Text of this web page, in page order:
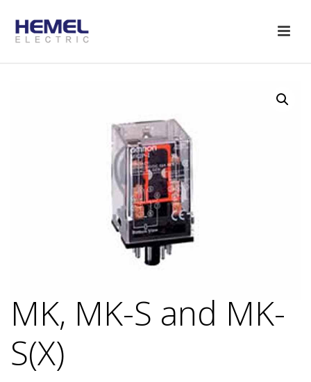
MK, MK-S and MK-
S(X)